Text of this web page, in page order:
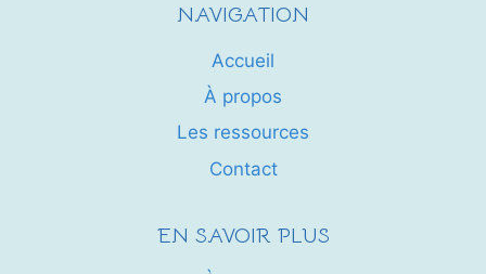
NAVIGATION
Accueil
À propos
Les ressources
Contact
EN SAVOIR PLUS